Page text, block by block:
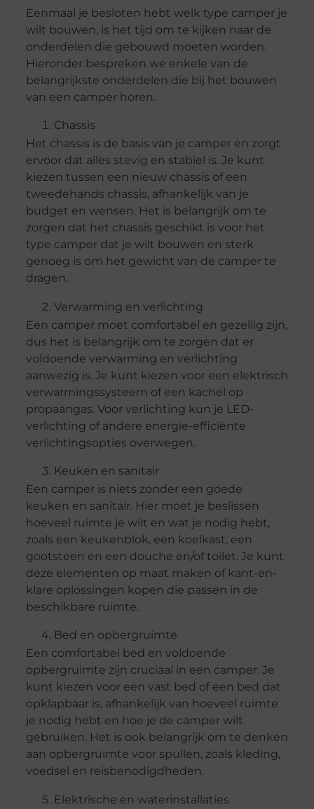
Eenmaal je besloten hebt welk type camper je
wilt bouwen, is het tijd om te kijken naar de
onderdelen die gebouwd moeten worden.
Hieronder bespreken we enkele van de
belangrijkste onderdelen die bij het bouwen
van een camper horen.
Chassis
Het chassis is de basis van je camper en zorgt
ervoor dat alles stevig en stabiel is. Je kunt
kiezen tussen een nieuw chassis of een
tweedehands chassis, afhankelijk van je
budget en wensen. Het is belangrijk om te
zorgen dat het chassis geschikt is voor het
type camper dat je wilt bouwen en sterk
genoeg is om het gewicht van de camper te
dragen.
Verwarming en verlichting
Een camper moet comfortabel en gezellig zijn,
dus het is belangrijk om te zorgen dat er
voldoende verwarming en verlichting
aanwezig is. Je kunt kiezen voor een elektrisch
verwarmingssysteem of een kachel op
propaangas. Voor verlichting kun je LED-
verlichting of andere energie-efficiënte
verlichtingsopties overwegen.
Keuken en sanitair
Een camper is niets zonder een goede
keuken en sanitair. Hier moet je beslissen
hoeveel ruimte je wilt en wat je nodig hebt,
zoals een keukenblok, een koelkast, een
gootsteen en een douche en/of toilet. Je kunt
deze elementen op maat maken of kant-en-
klare oplossingen kopen die passen in de
beschikbare ruimte.
Bed en opbergruimte
Een comfortabel bed en voldoende
opbergruimte zijn cruciaal in een camper. Je
kunt kiezen voor een vast bed of een bed dat
opklapbaar is, afhankelijk van hoeveel ruimte
je nodig hebt en hoe je de camper wilt
gebruiken. Het is ook belangrijk om te denken
aan opbergruimte voor spullen, zoals kleding,
voedsel en reisbenodigdheden.
Elektrische en waterinstallaties